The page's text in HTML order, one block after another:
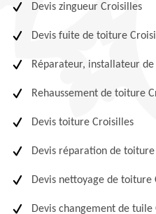
Devis zingueur Croisilles
Devis fuite de toiture
Réparateur, installateur
Rehaussement de toiture
Devis toiture Croisilles
Devis réparation de
Devis nettoyage de toiture
Devis changement de tuile